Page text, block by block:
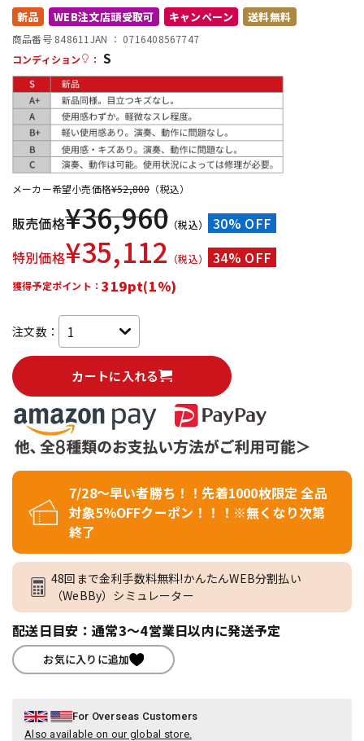
配信/ライブ機器 楽器アクセサリ
新品 WEB注文店頭受取可 キャンペーン 送料無料
商品番号 848611 JAN ： 0716408567747
コンディション
： S
メーカー希望小売価格¥52,800 （税込）
販売価格¥36,960 （税込）
30% OFF
特別価格¥35,112 （税込） 34% OFF
獲得予定ポイント：319pt(1%)
注文数：
カートに入れる
7/28～早い者勝ち！！先着1000枚限定 全品
対象5％OFFクーポン！！！※無くなり次第
終了
48回まで金利手数料無料!かんたんWEB分割払い
（WeBBy）シミュレーター
配送日目安：通常3～4営業日以内に発送予定
お気に入りに追加
For Overseas Customers
Also available on our global store.